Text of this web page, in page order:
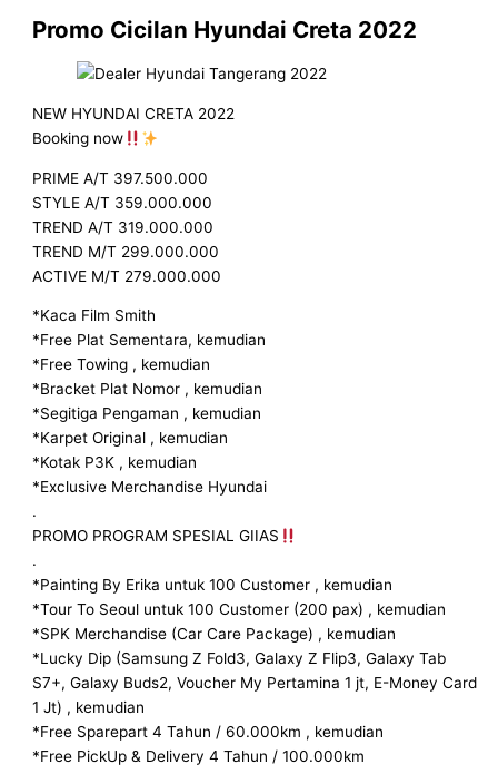
Promo Cicilan Hyundai Creta 2022
NEW HYUNDAI CRETA 2022
Booking now
PRIME A/T 397.500.000
STYLE A/T 359.000.000
TREND A/T 319.000.000
TREND M/T 299.000.000
ACTIVE M/T 279.000.000
*Kaca Film Smith
*Free Plat Sementara, kemudian
*Free Towing , kemudian
*Bracket Plat Nomor , kemudian
*Segitiga Pengaman , kemudian
*Karpet Original , kemudian
*Kotak P3K , kemudian
*Exclusive Merchandise Hyundai
.
PROMO PROGRAM SPESIAL GIIAS
.
*Painting By Erika untuk 100 Customer , kemudian
*Tour To Seoul untuk 100 Customer (200 pax) , kemudian
*SPK Merchandise (Car Care Package) , kemudian
*Lucky Dip (Samsung Z Fold3, Galaxy Z Flip3, Galaxy Tab
S7+, Galaxy Buds2, Voucher My Pertamina 1 jt, E-Money Card
1 Jt) , kemudian
*Free Sparepart 4 Tahun / 60.000km , kemudian
*Free PickUp & Delivery 4 Tahun / 100.000km